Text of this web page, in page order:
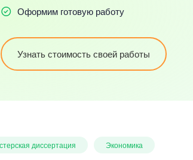
Оформим готовую работу
Узнать стоимость своей работы
диссертация Экономика